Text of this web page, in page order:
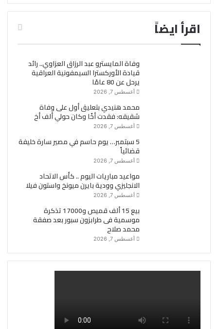
اقرأ ايضاً
وفاة المايسترو عبد الرزاق العزاوي.. رائد
قيادة الأوركسترا السيمفونية العراقية
يرحل عن 80 عامًا
أغسطس 7, 2026
محمد هنيدي بتعليق أول على وفاة
شقيقه: فقدت أخًا وكان حولي ألف أخ
أغسطس 7, 2026
5 سبتمبر… يوم حاسم في مصير سارة خليفة
قضائياً
أغسطس 7, 2026
مواعيد مباريات اليوم .. كأس الاتحاد
الانجليزي وودية بايرن ميونخ واستون فيلا
أغسطس 7, 2026
بيع 15 ألف قميص و17000 تذكرة
موسمية فى طرابزون سبور بعد صفقة
محمد صلاح
أغسطس 7, 2026